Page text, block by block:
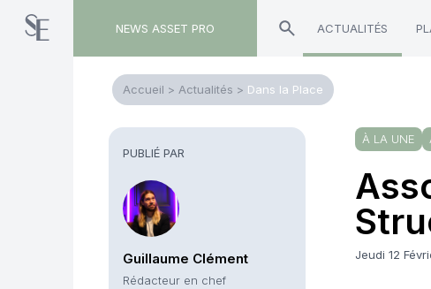
NEWS ASSET PRO ACTUALITÉS
Accueil > Actualités > Dans la Place
PUBLIÉ PAR
Guillaume Clément
Rédacteur en chef
À LA UNE
Jeudi 12